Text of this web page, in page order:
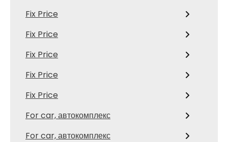
Fix Price
Fix Price
Fix Price
Fix Price
Fix Price
For car, автокомплекс
For car, автокомплекс